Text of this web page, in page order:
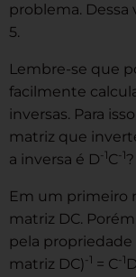
problema. Dessa
5.
Lembre-se que
facilmente
inversas. Para
matriz que
a inversa é D-1C-1?
Em um primeiro
matriz DC.
pela propriedade
matriz DC)-1 = C-1 D